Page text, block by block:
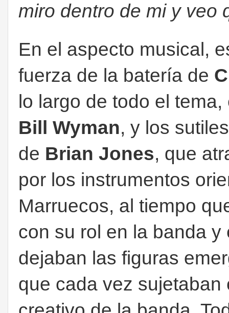
miro dentro de mi y veo
En el aspecto musical,
fuerza de la batería de
lo largo de todo el
Bill Wyman, y los
de Brian Jones, que
por los instrumentos
Marruecos, al tiempo
con su rol en la banda
dejaban las figuras
que cada vez